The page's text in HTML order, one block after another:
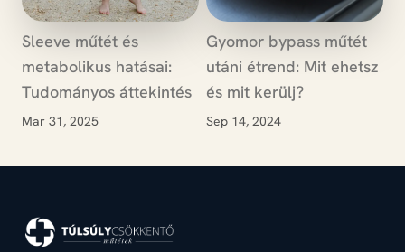
Sleeve műtét és
metabolikus hatásai:
Tudományos áttekintés
Mar 31, 2025
Gyomor bypass műtét
utáni étrend: Mit ehetsz
és mit kerülj?
Sep 14, 2024